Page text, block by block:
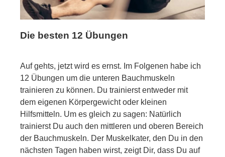
Die besten 12 Übungen
Auf gehts, jetzt wird es ernst. Im Folgenen habe ich
12 Übungen um die unteren Bauchmuskeln
trainieren zu können. Du trainierst entweder mit
dem eigenen Körpergewicht oder kleinen
Hilfsmitteln. Um es gleich zu sagen: Natürlich
trainierst Du auch den mittleren und oberen Bereich
der Bauchmuskeln. Der Muskelkater, den Du in den
nächsten Tagen haben wirst, zeigt Dir, dass Du auf